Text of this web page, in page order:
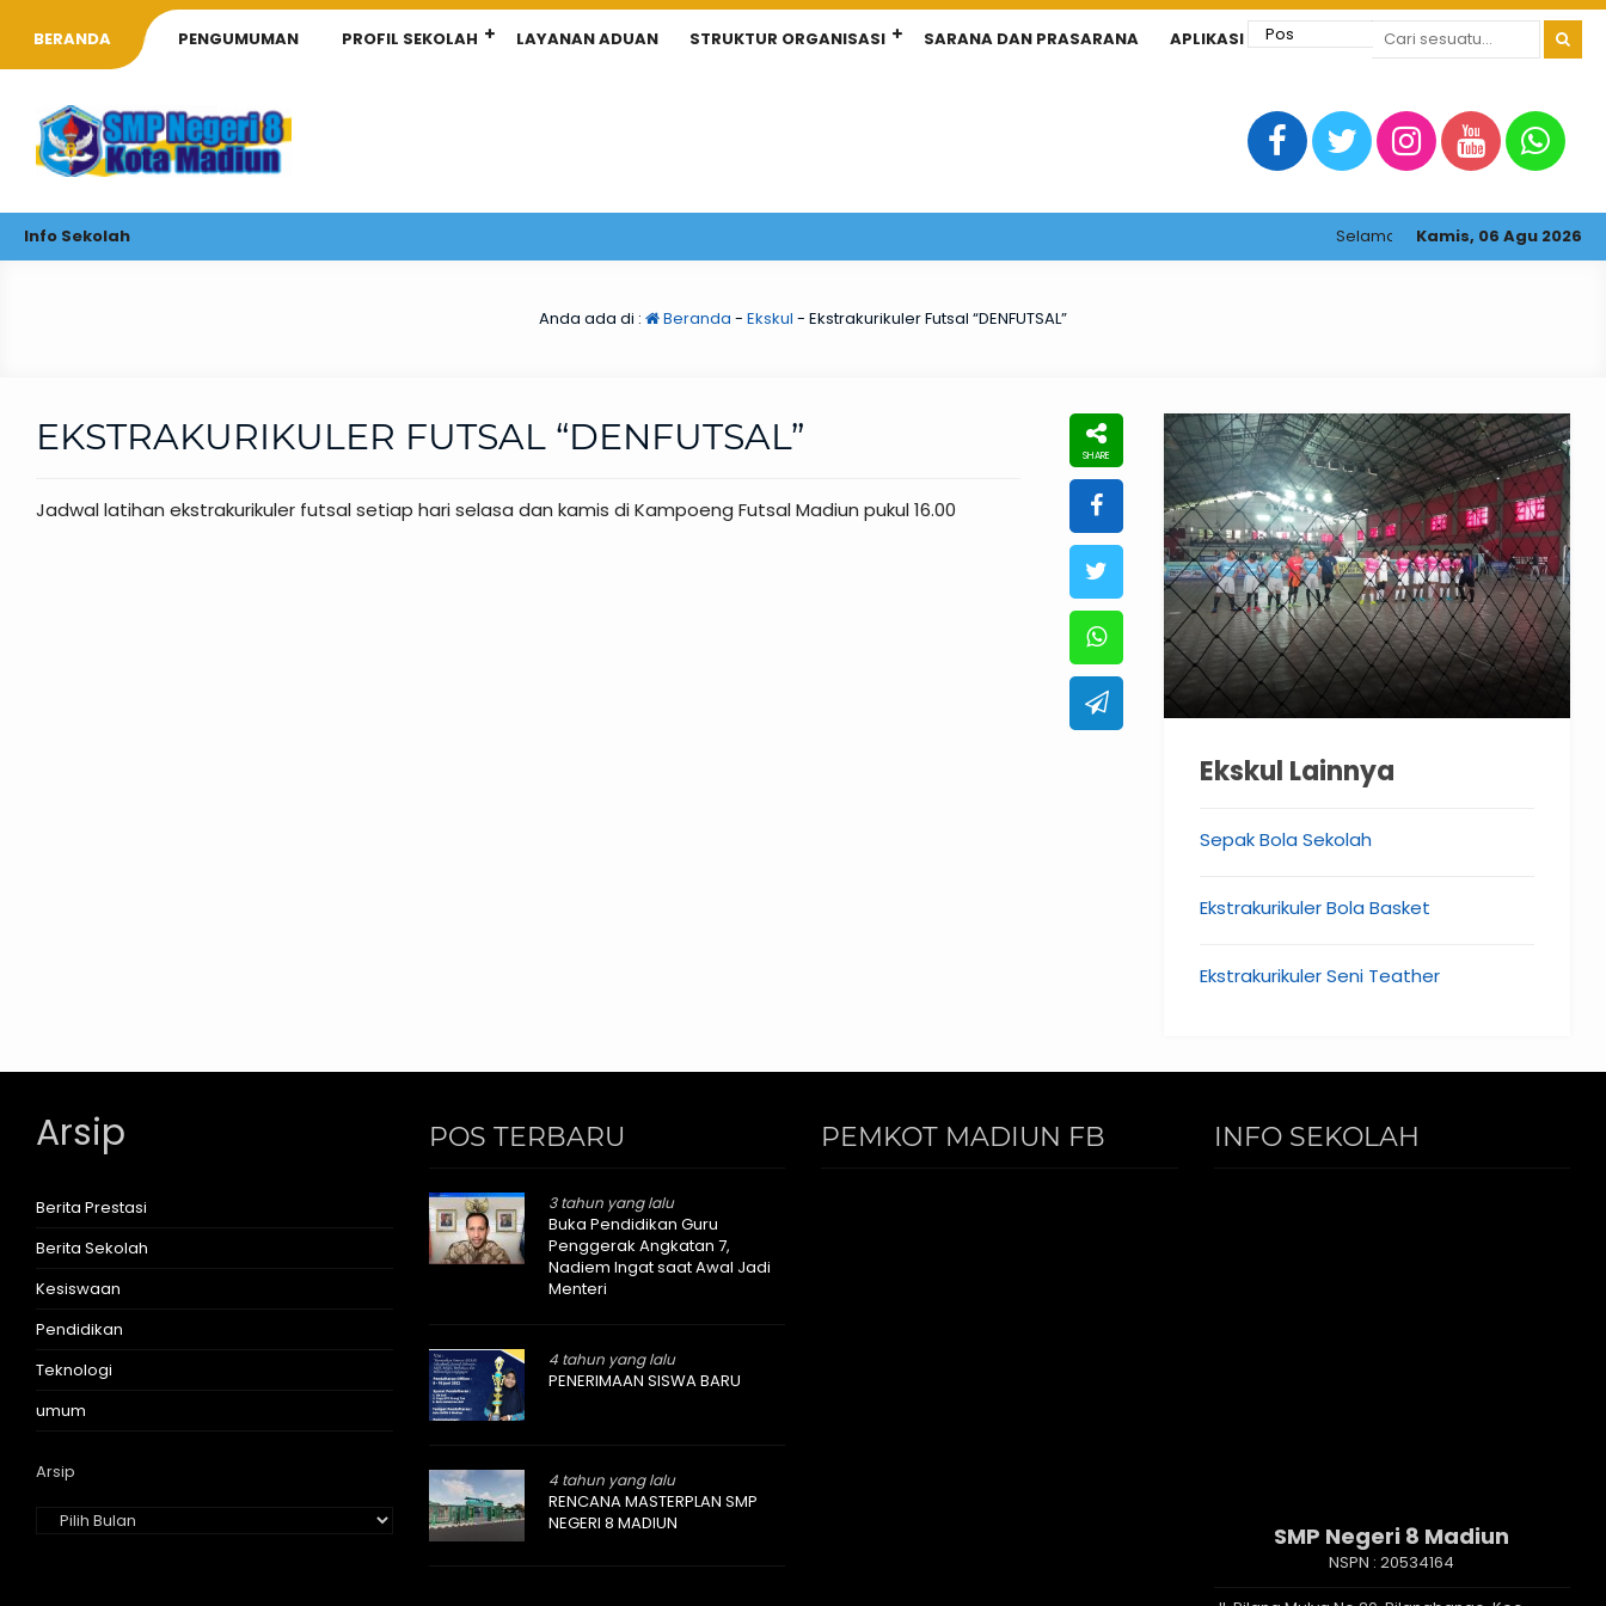
BERANDA PENGUMUMAN PROFIL SEKOLAH LAYANAN ADUAN STRUKTUR ORGANISASI SARANA DAN PRASARANA APLIKASI
Info Sekolah Kamis, 06 Agu 2026
Selamat datang di website resmi
Anda ada di : Beranda - Ekskul - Ekstrakurikuler Futsal “DENFUTSAL”
EKSTRAKURIKULER FUTSAL “DENFUTSAL”
Jadwal latihan ekstrakurikuler futsal setiap hari selasa dan kamis di Kampoeng Futsal Madiun pukul 16.00
Ekskul Lainnya
Sepak Bola Sekolah
Ekstrakurikuler Bola Basket
Ekstrakurikuler Seni Teather
Arsip
Berita Prestasi
Berita Sekolah
Kesiswaan
Pendidikan
Teknologi
umum
Arsip
POS TERBARU
3 tahun yang lalu
Buka Pendidikan Guru
Penggerak Angkatan 7,
Nadiem Ingat saat Awal Jadi
Menteri
4 tahun yang lalu
PENERIMAAN SISWA BARU
4 tahun yang lalu
RENCANA MASTERPLAN SMP
NEGERI 8 MADIUN
PEMKOT MADIUN FB INFO SEKOLAH
SMP Negeri 8 Madiun
NSPN :20534164